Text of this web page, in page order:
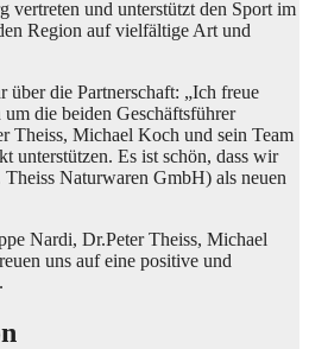
und unterstützt den Sport im
Region auf vielfältige Art und
über die Partnerschaft: „Ich freue
die beiden Geschäftsführer
Theiss, Michael Koch und sein Team
unterstützen. Es ist schön, dass wir
Naturwaren GmbH) als neuen
Nardi, Dr.Peter Theiss, Michael
uns auf eine positive und